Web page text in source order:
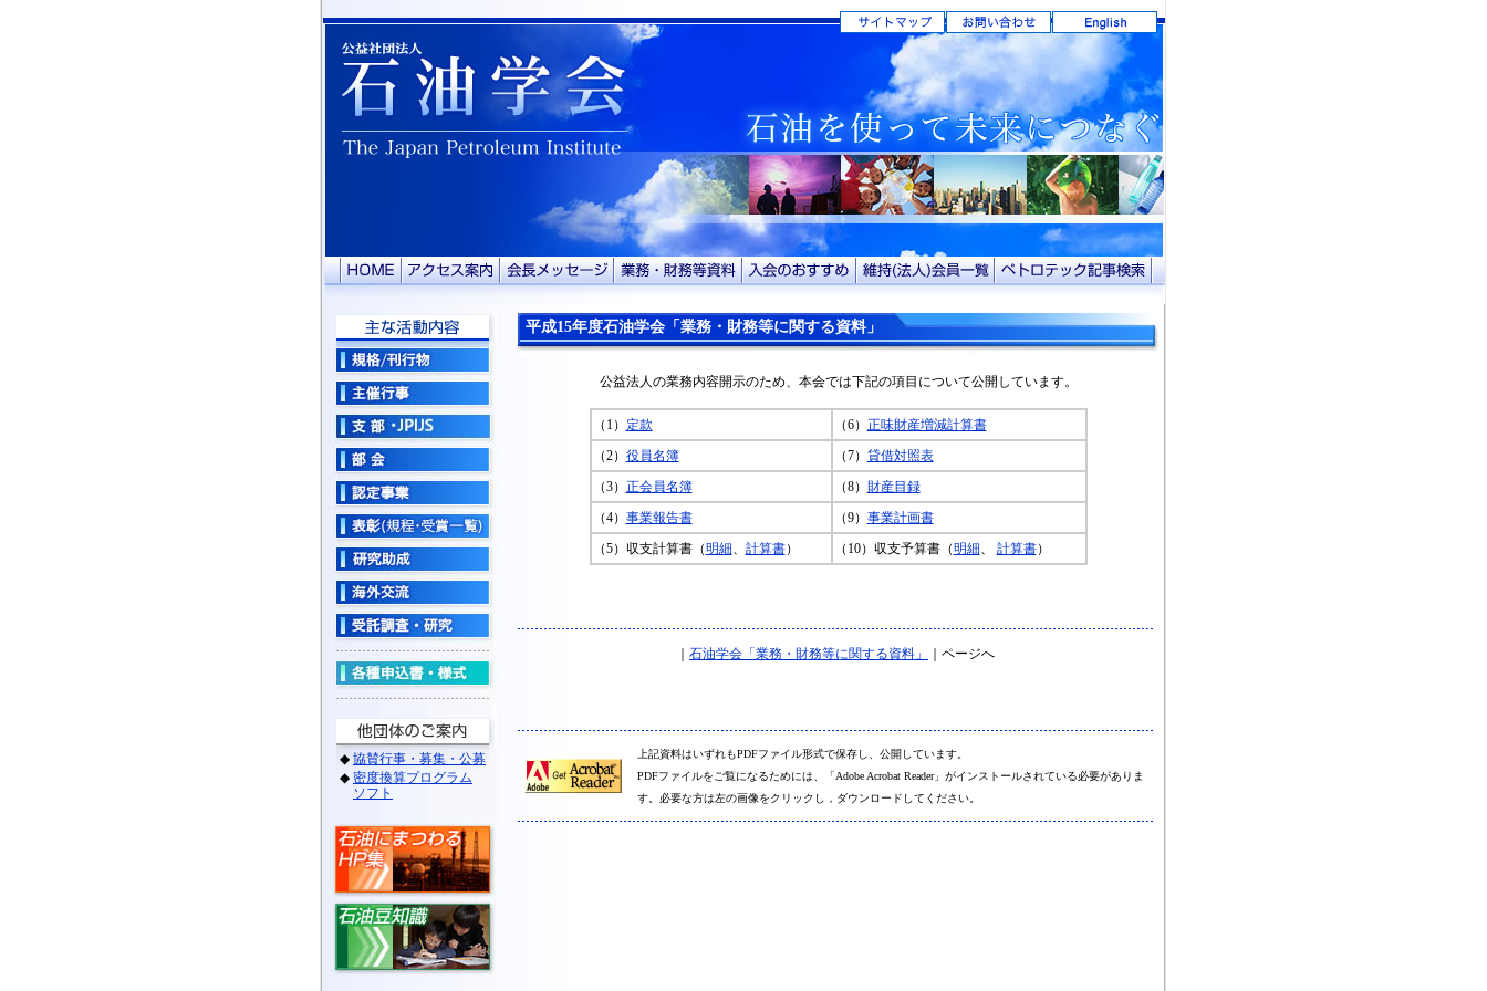
平成15年度石油学会「業務・財務等に関する資料」
公益法人の業務内容開示のため、本会では下記の項目について公開しています。
（1） 定款 （6） 正味財産増減計算書
（2） 役員名簿 （7） 貸借対照表
（3） 正会員名簿 （8） 財産目録
（4） 事業報告書 （9） 事業計画書
（5）収支計算書（明細、 計算書） （10）収支予算書（明細、 計算書）
石油学会「業務・財務等に関する資料」 ｜ページへ
上記資料はいずれもPDFファイル形式で保存し、公開しています。
PDFファイルをご覧になるためには、「Adobe Acrobat Reader」がインストールされている必要がありま
す。必要な方は左の画像をクリックし，ダウンロードしてください。